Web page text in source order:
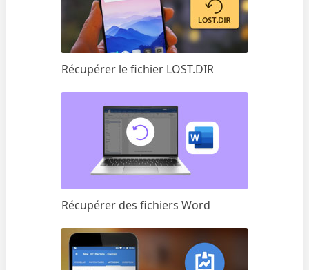
Récupérer le fichier LOST.DIR
Récupérer des fichiers Word